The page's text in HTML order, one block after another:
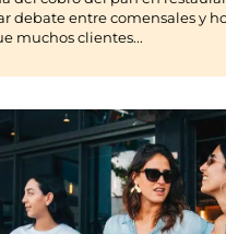
debate entre comensales y
muchos clientes...